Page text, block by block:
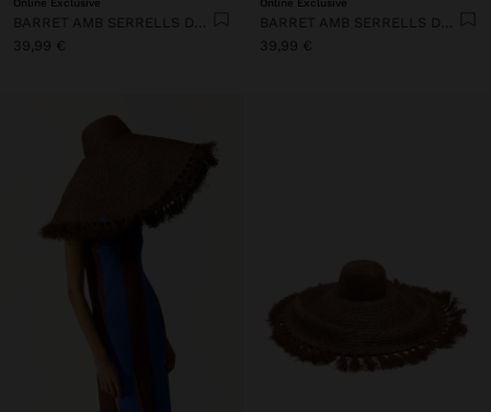
Online Exclusive
39,99 €
Online Exclusive
39,99 €